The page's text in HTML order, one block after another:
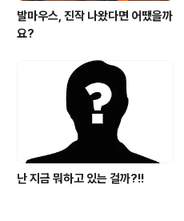
발마우스, 진작 나왔다면 어땠을까
요?
난 지금 뭐하고 있는 걸까?!!